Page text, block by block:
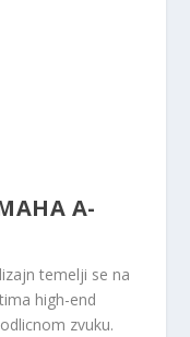
A-
temelji se na
high-end
zvuku.